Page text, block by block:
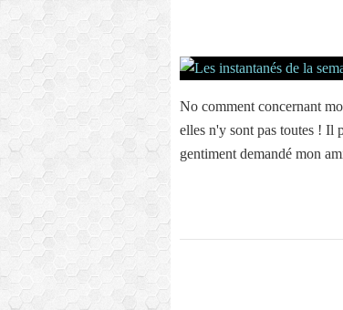
No comment concernant
elles n'y sont pas toutes ! Il
gentiment demandé mon